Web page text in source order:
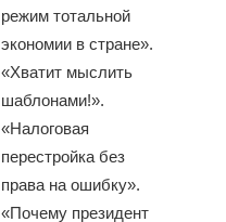
режим тотальной
экономии в стране».
«Хватит мыслить
шаблонами!».
«Налоговая
перестройка без
права на ошибку».
«Почему президент